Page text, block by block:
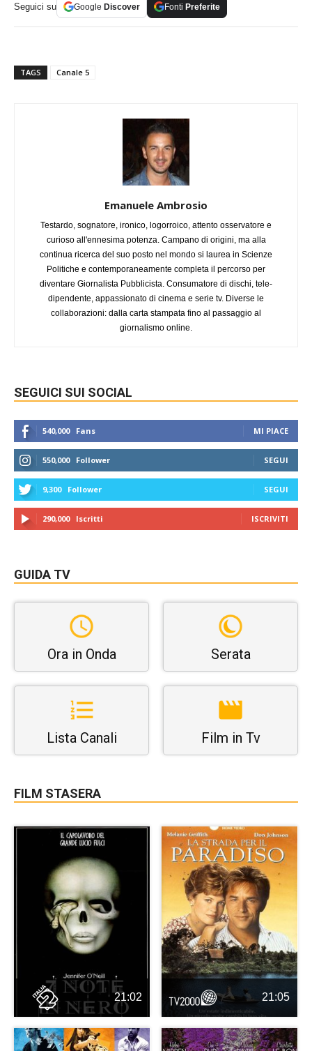
Seguici su Google Discover Fonti Preferite
TAGS Canale 5
Emanuele Ambrosio
Testardo, sognatore, ironico, logorroico, attento osservatore e
curioso all'ennesima potenza. Campano di origini, ma alla
continua ricerca del suo posto nel mondo si laurea in Scienze
Politiche e contemporaneamente completa il percorso per
diventare Giornalista Pubblicista. Consumatore di dischi, tele-
dipendente, appassionato di cinema e serie tv. Diverse le
collaborazioni: dalla carta stampata fino al passaggio al
giornalismo online.
SEGUICI SUI SOCIAL
540,000 Fans MI PIACE
550,000 Follower SEGUI
9,300 Follower SEGUI
290,000 Iscritti ISCRIVITI
GUIDA TV
Ora in Onda Serata
Lista Canali Film in Tv
FILM STASERA
21:02 21:05